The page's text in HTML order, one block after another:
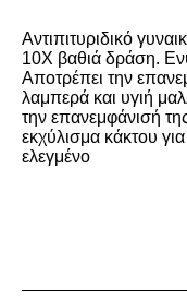
Αντιπιτυριδικό
10Χ βαθιά δράση.
Αποτρέπει την
λαμπερά και υγιή
την επανεμφάνισή
εκχύλισμα κάκτου
ελεγμένο